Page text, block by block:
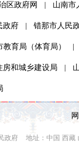
区政府网 | 山南市
政府 | 错那市人民
教育局（体育局） |
房和城乡建设局 |
政府 地址：中国 西藏